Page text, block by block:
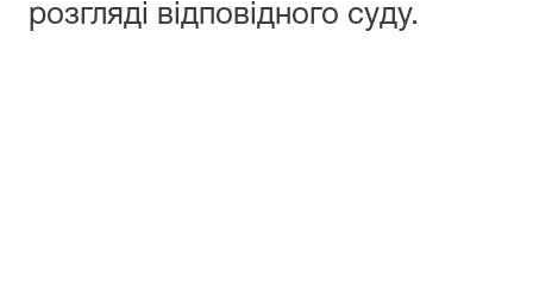
розгляді відповідного суду.